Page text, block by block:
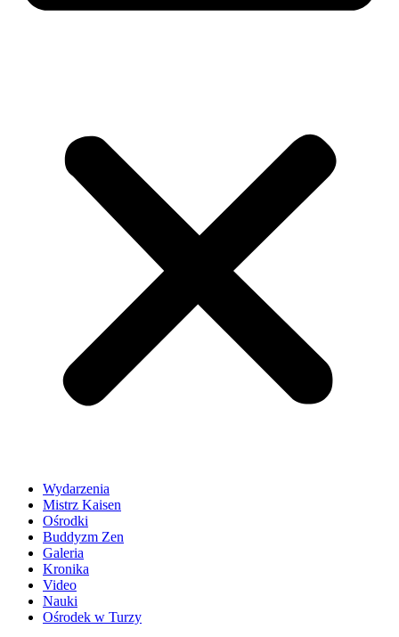
Wydarzenia
Mistrz Kaisen
Ośrodki
Buddyzm Zen
Galeria
Kronika
Video
Nauki
Ośrodek w Turzy